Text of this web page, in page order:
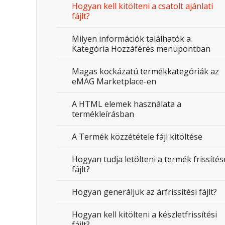
Hogyan kell kitölteni a csatolt ajánlati
fájlt?
Milyen információk találhatók a
Kategória Hozzáférés menüpontban
Magas kockázatú termékkategóriák az
eMAG Marketplace-en
A HTML elemek használata a
termékleírásban
A Termék közzététele fájl kitöltése
Hogyan tudja letölteni a termék
fájlt?
Hogyan generáljuk az árfrissítési fájlt?
Hogyan kell kitölteni a készletfrissítési